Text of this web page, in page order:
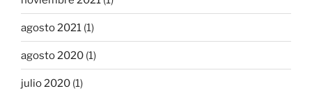
agosto 2021 (1)
agosto 2020 (1)
julio 2020 (1)